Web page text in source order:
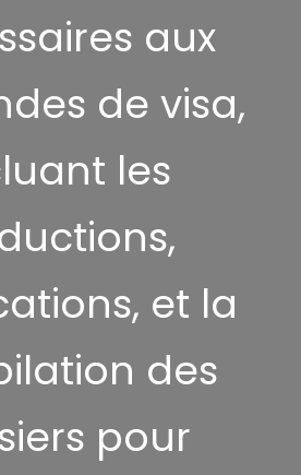
aux
de visa,
les
et la
des
pour